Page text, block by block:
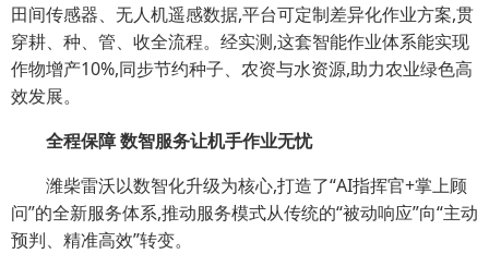
田间传感器、无人机遥感数据,平台可定制差异化作业方案,贯
穿耕、种、管、收全流程。经实测,这套智能作业体系能实现
作物增产10%,同步节约种子、农资与水资源,助力农业绿色高
效发展。
全程保障 数智服务让机手作业无忧
潍柴雷沃以数智化升级为核心,打造了“AI指挥官+掌上顾
问”的全新服务体系,推动服务模式从传统的“被动响应”向“主动
预判、精准高效”转变。